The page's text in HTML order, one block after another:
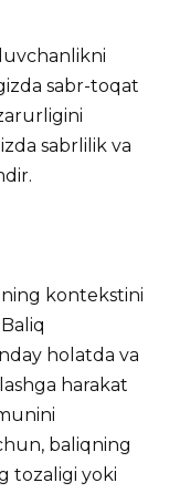
sabr-toqat
sabrlilik va
kontekstini
holatda va
harakat
baliqning
tozaligi yoki